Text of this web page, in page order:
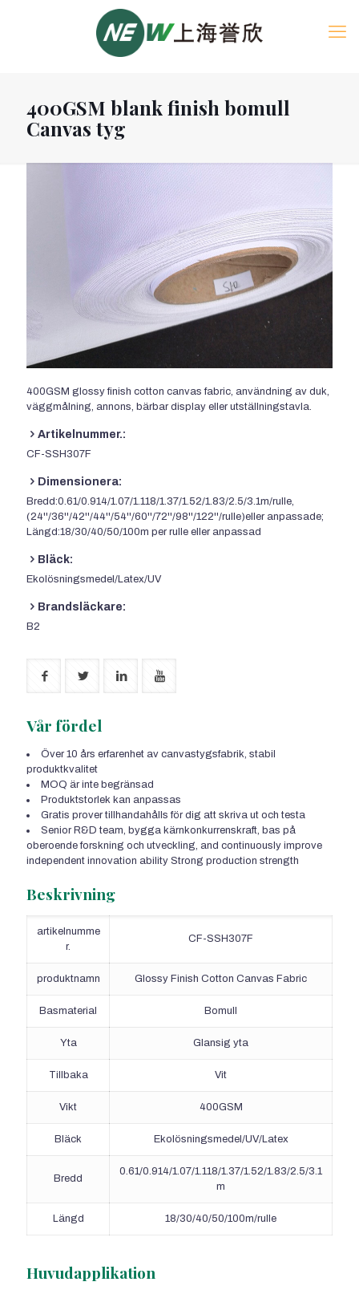
400GSM blank finish bomull
Canvas tyg
400GSM glossy finish cotton canvas fabric, användning av duk,
väggmålning, annons, bärbar display eller utställningstavla.
Artikelnummer.:
CF-SSH307F
Dimensionera:
Bredd:0.61/0.914/1.07/1.118/1.37/1.52/1.83/2.5/3.1m/rulle,
(24''/36''/42''/44''/54''/60''/72''/98''/122''/rulle)eller anpassade;
Längd:18/30/40/50/100m per rulle eller anpassad
Bläck:
Ekolösningsmedel/Latex/UV
Brandsläckare:
B2
Vår fördel
Över 10 års erfarenhet av canvastygsfabrik, stabil
produktkvalitet
MOQ är inte begränsad
Produktstorlek kan anpassas
Gratis prover tillhandahålls för dig att skriva ut och testa
Senior R&D team, bygga kärnkonkurrenskraft, bas på
oberoende forskning och utveckling, and continuously improve
independent innovation ability Strong production strength
Beskrivning
artikelnumme
r.
CF-SSH307F
produktnamn Glossy Finish Cotton Canvas Fabric
Basmaterial Bomull
Yta Glansig yta
Tillbaka Vit
Vikt 400GSM
Bläck Ekolösningsmedel/UV/Latex
Bredd
0.61/0.914/1.07/1.118/1.37/1.52/1.83/2.5/3.1
m
Längd 18/30/40/50/100m/rulle
Huvudapplikation